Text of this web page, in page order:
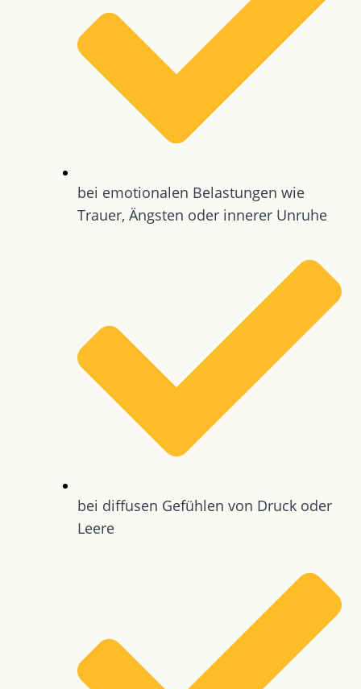
bei emotionalen Belastungen wie
Trauer, Ängsten oder innerer Unruhe
bei diffusen Gefühlen von Druck oder
Leere